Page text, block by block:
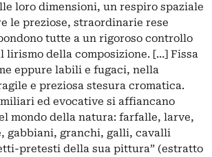
loro dimensioni, un respiro spaziale
le preziose, straordinarie rese
tutte a un rigoroso controllo
lirismo della composizione. […] Fissa
eppure labili e fugaci, nella
e preziosa stesura cromatica.
ed evocative si affiancano
mondo della natura: farfalle, larve,
gabbiani, granchi, galli, cavalli
pretesti della sua pittura” (estratto